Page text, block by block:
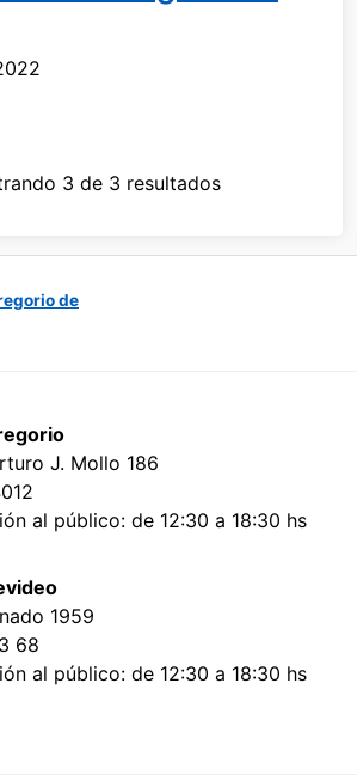
3 de 3 resultados
de
J. Mollo 186
al público: de 12:30 a 18:30 hs
1959
68
al público: de 12:30 a 18:30 hs